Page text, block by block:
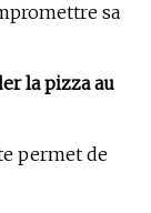
sa
la pizza au
permet de